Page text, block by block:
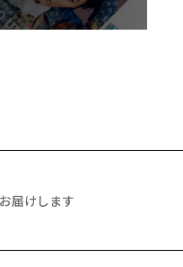
届けします